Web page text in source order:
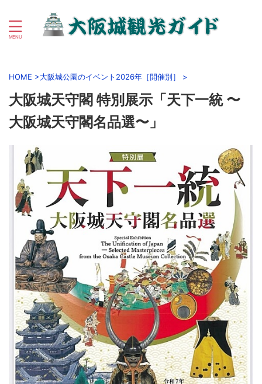
HOME >大阪城公園のイベント2026年［開催別］ >
大阪城天守閣 特別展示「天下一統 〜
大阪城天守閣名品選〜」